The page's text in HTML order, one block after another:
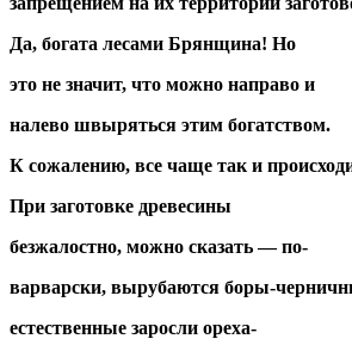
Да, богата лесами Брянщина! Но
это не значит, что можно направо и
налево швыряться этим богатством.
К сожалению, все чаще так и
При заготовке древесины
безжалостно, можно сказать — по-
варварски, вырубаются боры-
естественные заросли ореха-